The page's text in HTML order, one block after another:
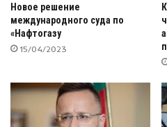
Новое решение
международного суда по
«Нафтогазу
15/04/2023